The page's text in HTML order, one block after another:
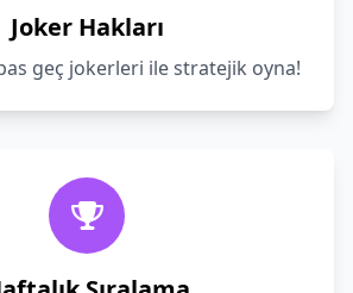
Joker Hakları
pas geç jokerleri ile stratejik oyna!